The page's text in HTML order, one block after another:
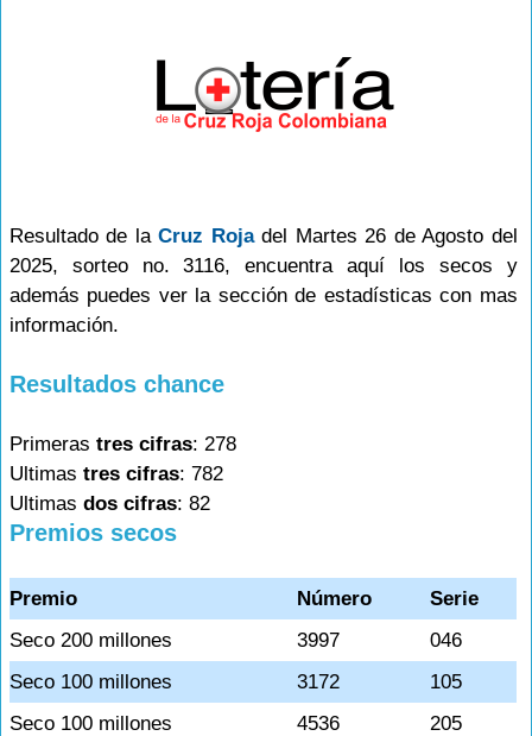
Resultado de laCruz Rojadel Martes 26 de Agosto del
2025, sorteo no. 3116, encuentra aquí los secos y
además puedes ver la sección de estadísticas con mas
información.
Resultados chance
Primeras tres cifras: 278
Ultimas tres cifras: 782
Ultimas dos cifras: 82
Premios secos
Premio Número
Serie
Seco 200 millones
3997
046
Seco 100 millones
3172
105
Seco 100 millones
4536
205